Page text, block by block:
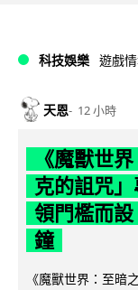
科技娛樂 遊戲
天恩 12 小時
《魔獸世
克的詛咒
領門檻而
鐘
《魔獸世界：至暗